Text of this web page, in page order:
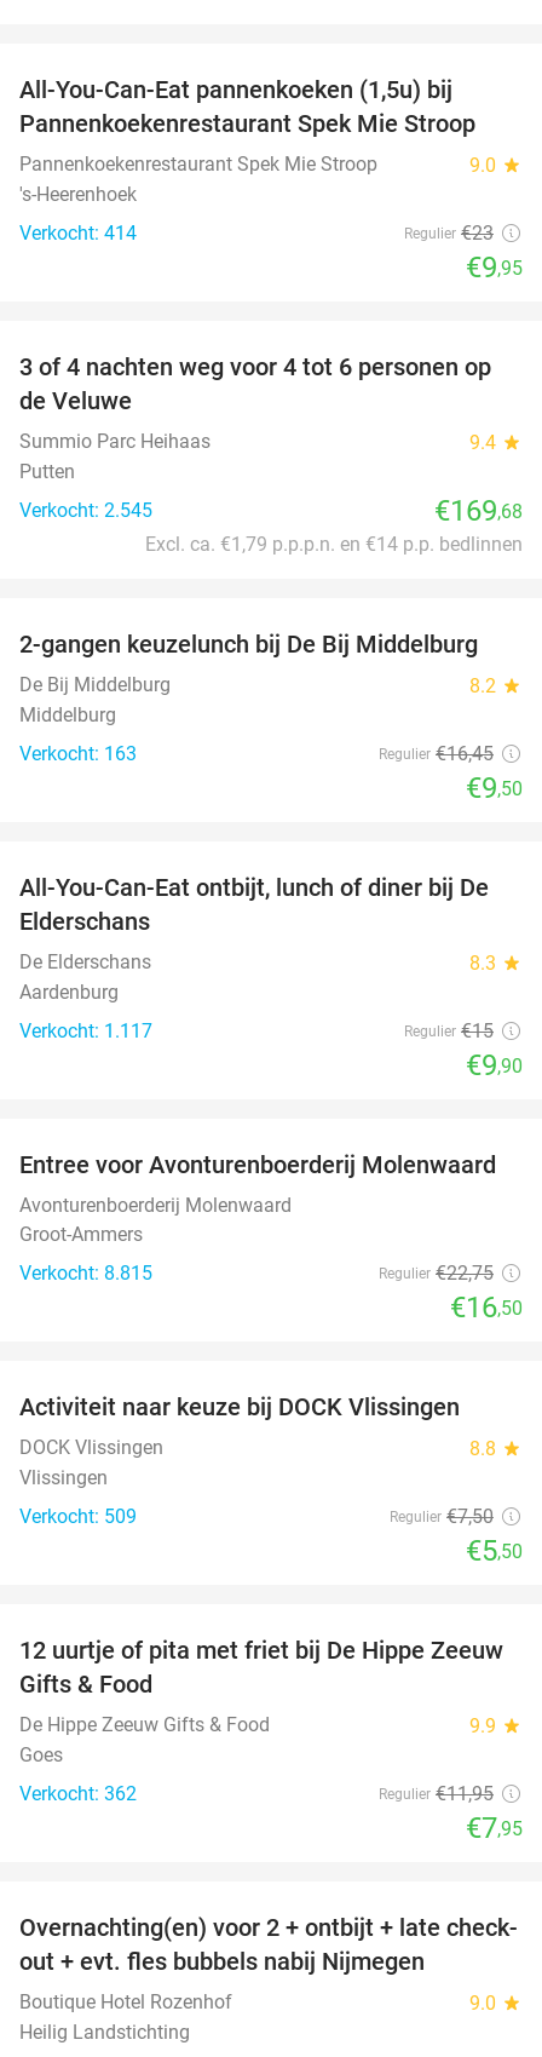
All-You-Can-Eat pannenkoeken (1,5u) bij
Pannenkoekenrestaurant Spek Mie Stroop
Pannenkoekenrestaurant Spek Mie Stroop 9.0 star
's-Heerenhoek
Verkocht: 414
Regulier €23
€9,95
3 of 4 nachten weg voor 4 tot 6 personen op
de Veluwe
Summio Parc Heihaas 9.4 star
Putten
Verkocht: 2.545
€169,68
Excl. ca. €1,79 p.p.p.n. en €14 p.p. bedlinnen
42%
2-gangen keuzelunch bij De Bij Middelburg
De Bij Middelburg 8.2 star
Middelburg
Verkocht: 163
Regulier €16,45
€9,50
34%
All-You-Can-Eat ontbijt, lunch of diner bij De
Elderschans
De Elderschans 8.3 star
Aardenburg
Verkocht: 1.117
Regulier €15
€9,90
27%
Entree voor Avonturenboerderij Molenwaard
Avonturenboerderij Molenwaard
Groot-Ammers
Verkocht: 8.815
Regulier €22,75
€16,50
Activiteit naar keuze bij DOCK Vlissingen
DOCK Vlissingen 8.8 star
Vlissingen
Verkocht: 509
Regulier €7,50
€5,50
33%
12 uurtje of pita met friet bij De Hippe Zeeuw
Gifts & Food
De Hippe Zeeuw Gifts & Food 9.9 star
Goes
Verkocht: 362
Regulier €11,95
€7,95
53%
Overnachting(en) voor 2 + ontbijt + late check-
out + evt. fles bubbels nabij Nijmegen
Boutique Hotel Rozenhof 9.0 star
Heilig Landstichting